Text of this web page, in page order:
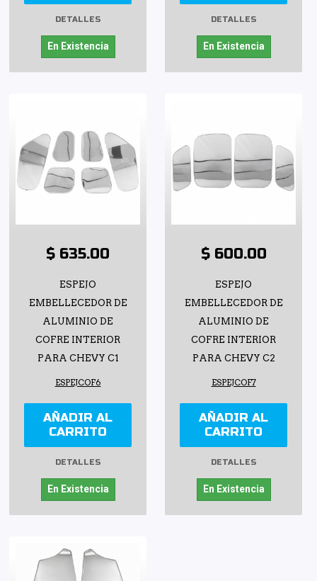
DETALLES
En Existencia
DETALLES
En Existencia
$ 635.00
ESPEJO
EMBELLECEDOR DE
ALUMINIO DE
COFRE INTERIOR
PARA CHEVY C1
ESPEJCOF6
AÑADIR AL
CARRITO
DETALLES
En Existencia
$ 600.00
ESPEJO
EMBELLECEDOR DE
ALUMINIO DE
COFRE INTERIOR
PARA CHEVY C2
ESPEJCOF7
AÑADIR AL
CARRITO
DETALLES
En Existencia